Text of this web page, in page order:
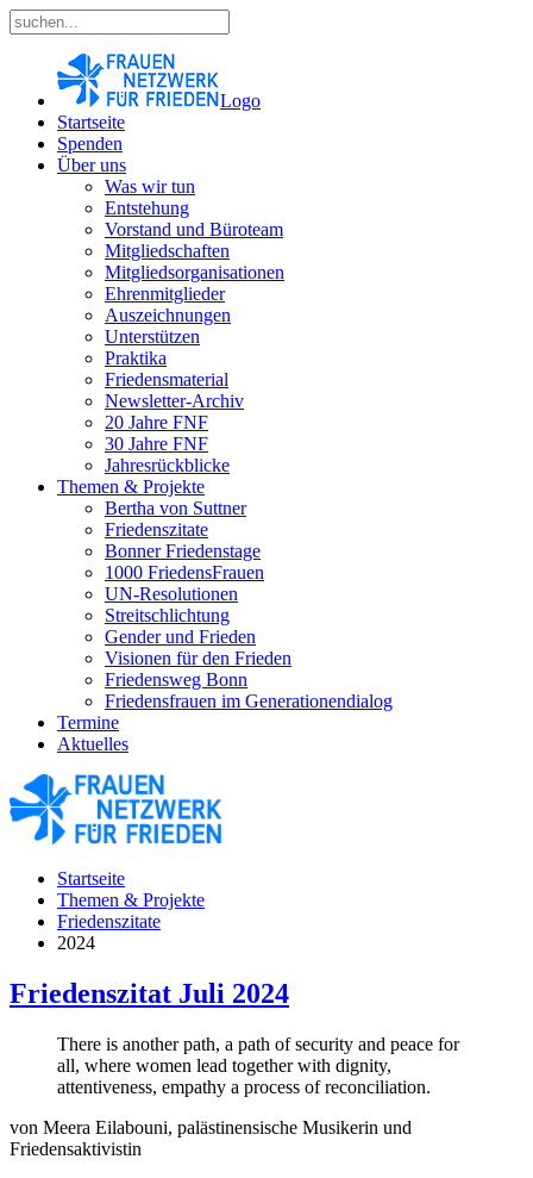
Logo
Startseite
Spenden
Über uns
Was wir tun
Entstehung
Vorstand und Büroteam
Mitgliedschaften
Mitgliedsorganisationen
Ehrenmitglieder
Auszeichnungen
Unterstützen
Praktika
Friedensmaterial
Newsletter-Archiv
20 Jahre FNF
30 Jahre FNF
Jahresrückblicke
Themen & Projekte
Bertha von Suttner
Friedenszitate
Bonner Friedenstage
1000 FriedensFrauen
UN-Resolutionen
Streitschlichtung
Gender und Frieden
Visionen für den Frieden
Friedensweg Bonn
Friedensfrauen im Generationendialog
Termine
Aktuelles
Startseite
Themen & Projekte
Friedenszitate
2024
Friedenszitat Juli 2024
There is another path, a path of security and peace for
all, where women lead together with dignity,
attentiveness, empathy a process of reconciliation.
von Meera Eilabouni, palästinensische Musikerin und
Friedensaktivistin